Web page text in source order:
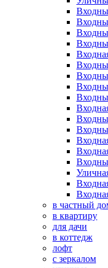
в частный
в квартиру
для дачи
в коттедж
лофт
с зеркалом